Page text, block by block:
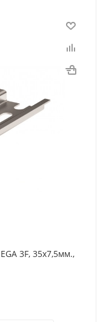
3F, 35х7,5мм.,